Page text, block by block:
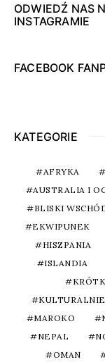
ODWIEDŹ NAS
INSTAGRAMIE
FACEBOOK
KATEGORIE
AFRYKA
AUSTRALIA I
BLISKI
EKWIPUNEK
HISZPANIA
ISLANDIA
KULTURALNIE
MAROKO
NEPAL
OMAN